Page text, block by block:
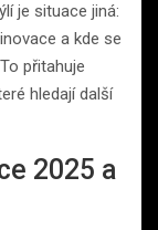
je situace jiná:
a kde se
přitahuje
hledají další
2025 a